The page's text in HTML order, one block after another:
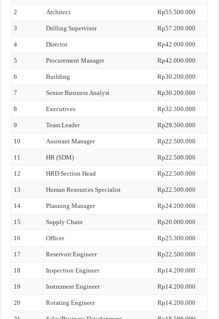
2 Architect Rp55.500.000
3 Drilling Supervisor Rp57.200.000
4 Director Rp42.000.000
5 Procurement Manager Rp42.000.000
6 Building Rp30.200.000
7 Senior Business Analyst Rp30.200.000
8 Executives Rp32.300.000
9 Team Leader Rp29.500.000
10 Assistant Manager Rp22.500.000
11 HR (SDM) Rp22.500.000
12 HRD Section Head Rp22.500.000
13 Human Resources Specialist Rp22.500.000
14 Planning Manager Rp24.200.000
15 Supply Chain Rp20.000.000
16 Officer Rp25.300.000
17 Reservoir Engineer Rp22.500.000
18 Inspection Engineer Rp14.200.000
19 Instrument Engineer Rp14.200.000
20 Rotating Engineer Rp14.200.000